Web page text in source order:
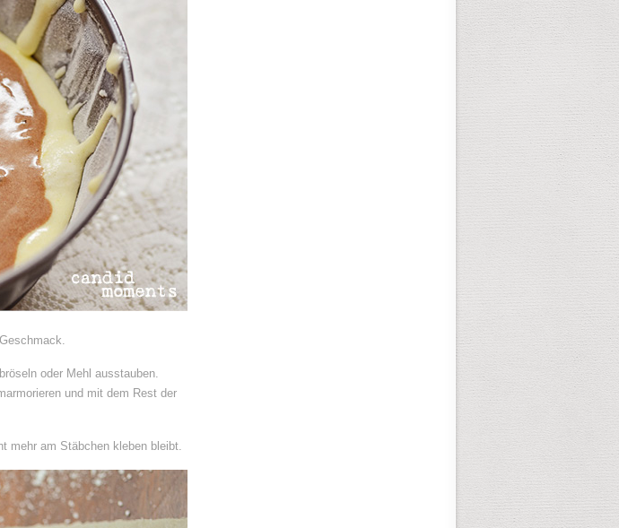
oder Mehl ausstauben.
und mit dem Rest der
mehr am Stäbchen kleben bleibt.